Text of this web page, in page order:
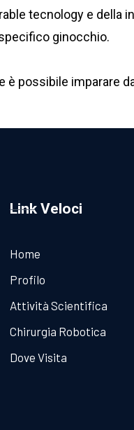
tecnology e
ginocchio.
è possibile
Link Veloci
Home
Profilo
Attività Scientifica
Chirurgia Robotica
Dove Visita